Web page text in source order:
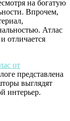
на богатую
Впрочем,
Атлас
отличается
от
представлена
выглядят
интерьер.